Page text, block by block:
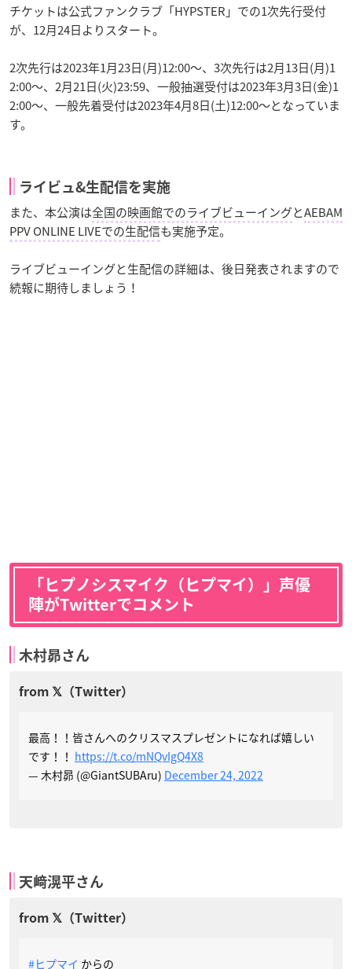
チケットは公式ファンクラブ「HYPSTER」での1次先行受付
が、12月24日よりスタート。
2次先行は2023年1月23日(月)12:00〜、3次先行は2月13日(月)1
2:00〜、2月21日(火)23:59、一般抽選受付は2023年3月3日(金)1
2:00〜、一般先着受付は2023年4月8日(土)12:00〜となっていま
す。
ライビュ&生配信を実施
また、本公演は全国の映画館でのライブビューイングとAEBAM
PPV ONLINE LIVEでの生配信も実施予定。
ライブビューイングと生配信の詳細は、後日発表されますので
続報に期待しましょう！
「 ヒプノシスマイク（ヒプマイ）」声優
陣がTwitterでコメント
木村昴さん
最高！！皆さんへのクリスマスプレゼントになれば嬉しい
です！！ https://t.co/mNQvIgQ4X8
— 木村昴 (@GiantSUBAru) December 24, 2022
天﨑滉平さん
#ヒプマイ からの